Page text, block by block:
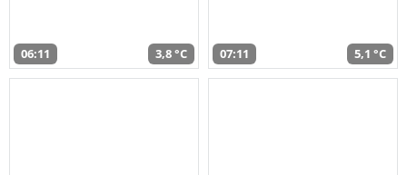
06:11 3,8 °C 07:11 5,1 °C